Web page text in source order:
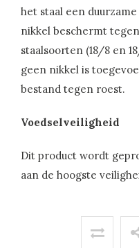
het staal een
nikkel beschermt
staalsoorten (18/8 en
geen nikkel is
bestand tegen roest.
Voedselveiligheid
Dit product wordt
aan de hoogste